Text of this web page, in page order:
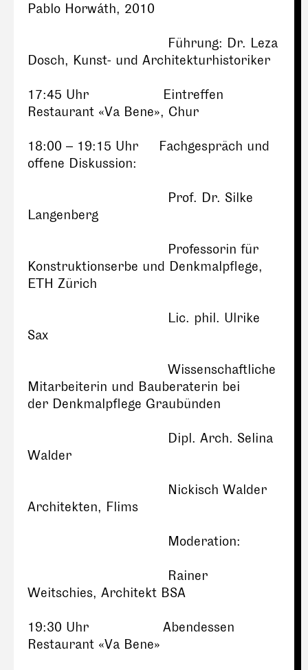
Pablo Horwáth, 2010
Führung: Dr. Leza
Dosch, Kunst- und Architekturhistoriker
17:45 Uhr Eintreffen
Restaurant «Va Bene», Chur
18:00 – 19:15 Uhr Fachgespräch und
offene Diskussion:
Prof. Dr. Silke
Langenberg
Professorin für
Konstruktionserbe und Denkmalpflege,
ETH Zürich
Lic. phil. Ulrike
Sax
Wissenschaftliche
Mitarbeiterin und Bauberaterin bei
der Denkmalpflege Graubünden
Dipl. Arch. Selina
Walder
Nickisch Walder
Architekten, Flims
Moderation:
Rainer
Weitschies, Architekt BSA
19:30 Uhr Abendessen
Restaurant «Va Bene»